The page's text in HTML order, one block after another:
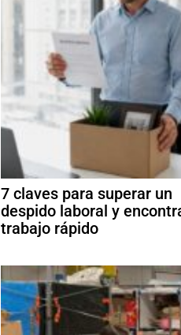
7 claves para superar un
despido laboral y
trabajo rápido